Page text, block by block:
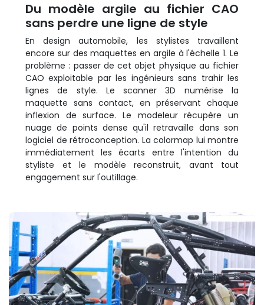
Du modèle argile au fichier CAO
sans perdre une ligne de style
En design automobile, les stylistes travaillent
encore sur des maquettes en argile à l'échelle 1. Le
problème : passer de cet objet physique au fichier
CAO exploitable par les ingénieurs sans trahir les
lignes de style. Le scanner 3D numérise la
maquette sans contact, en préservant chaque
inflexion de surface. Le modeleur récupère un
nuage de points dense qu'il retravaille dans son
logiciel de rétroconception. La colormap lui montre
immédiatement les écarts entre l'intention du
styliste et le modèle reconstruit, avant tout
engagement sur l'outillage.